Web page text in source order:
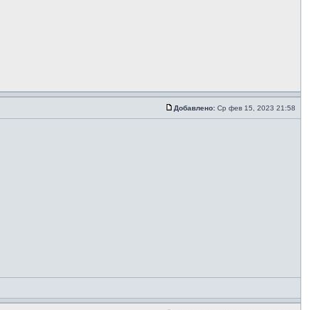
Добавлено: Ср фев 15, 2023 21:58